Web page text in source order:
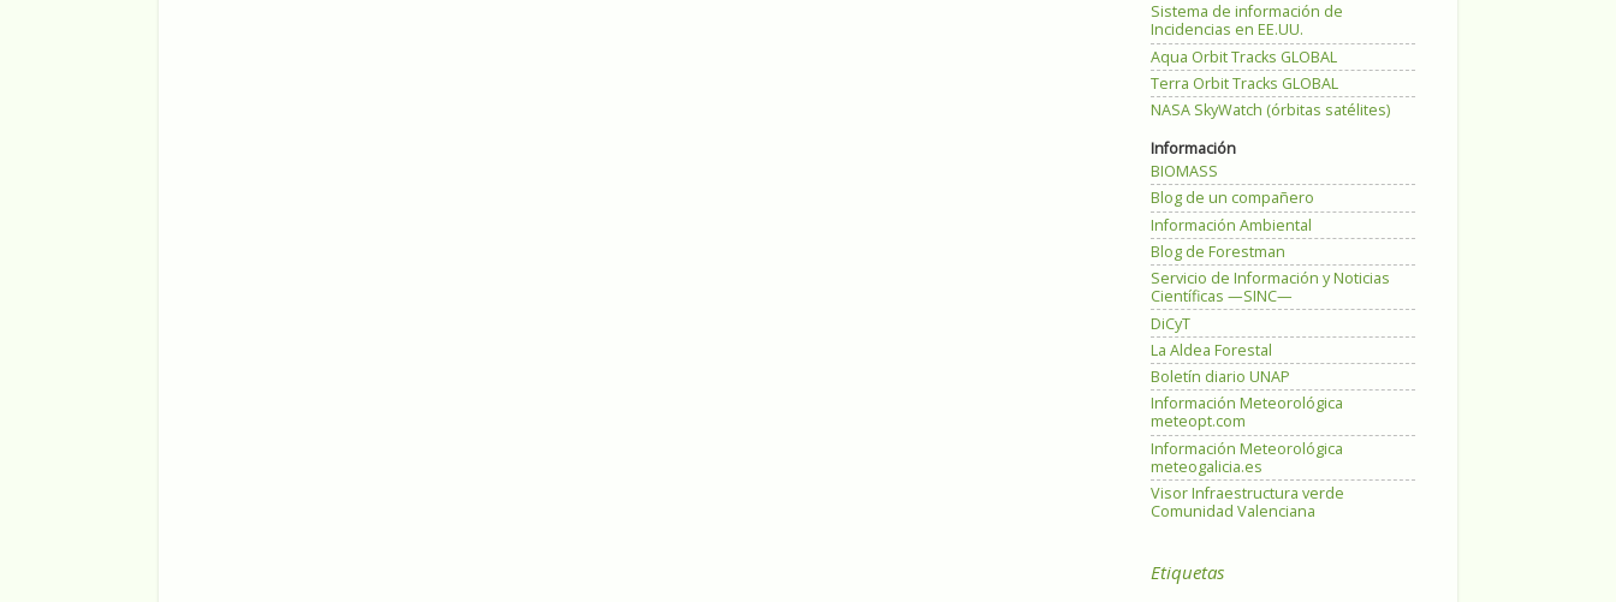
Sistema de información de
Incidencias en EE.UU.
Aqua Orbit Tracks GLOBAL
Terra Orbit Tracks GLOBAL
NASA SkyWatch (órbitas satélites)
Información
BIOMASS
Blog de un compañero
Información Ambiental
Blog de Forestman
Servicio de Información y Noticias
Científicas —SINC—
DiCyT
La Aldea Forestal
Boletín diario UNAP
Información Meteorológica
meteopt.com
Información Meteorológica
meteogalicia.es
Visor Infraestructura verde
Comunidad Valenciana
Etiquetas